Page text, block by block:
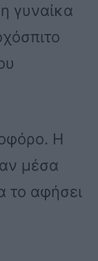
γυναίκα
Η
μέσα
το αφήσει